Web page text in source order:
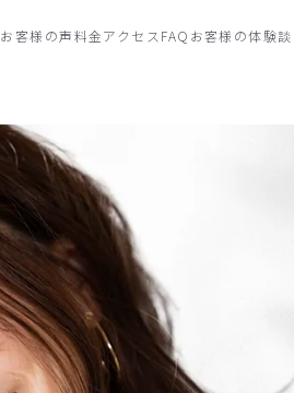
お客様の声料金アクセス FAQ お客様の体験談